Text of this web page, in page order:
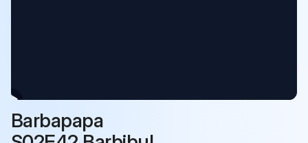
Barbapapa